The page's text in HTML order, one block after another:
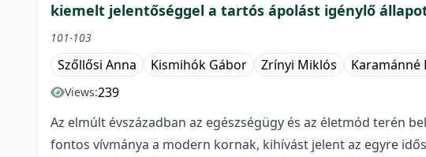
kiemelt jelentőséggel a tartós ápolást igénylő
101-103
Szőllősi Anna Kismihók Gábor Zrínyi Miklós Karamánné
Views:239
Az elmúlt évszázadban az egészségügy és az életmód terén
fontos vívmánya a modern kornak, kihívást jelent az egyre